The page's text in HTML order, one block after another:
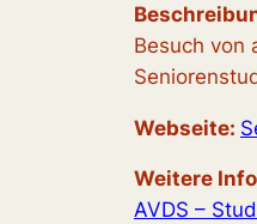
Besuch von
Webseite:
Weitere
AVDS –